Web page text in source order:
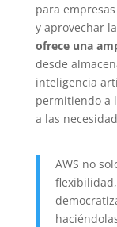
para
y aprovechar
ofrece una
desde
inteligencia
permitiendo a
a las
AWS no